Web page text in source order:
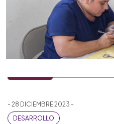
- 28 DICIEMBRE 2023 -
DESARROLLO